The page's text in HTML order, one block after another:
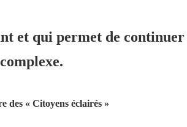
et qui permet de continuer
des « Citoyens éclairés »